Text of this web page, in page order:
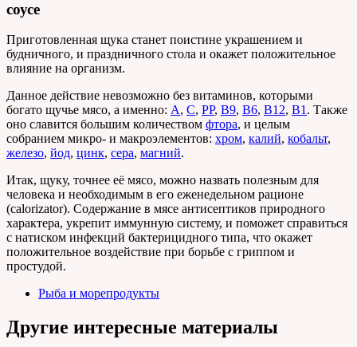
соусе
Приготовленная щука станет поистине украшением и
будничного, и праздничного стола и окажет положительное
влияние на организм.
Данное действие невозможно без витаминов, которыми
богато щучье мясо, а именно: А, С, РР, В9, В6, В12, В1 . Также
оно славится большим количеством фтора, и целым
собранием микро- и макроэлементов: хром, калий, кобальт,
железо, йод, цинк, сера, магний.
Итак, щуку, точнее её мясо, можно назвать полезным для
человека и необходимым в его еженедельном рационе
(calorizator). Содержание в мясе антисептиков природного
характера, укрепит иммунную систему, и поможет справиться
с натиском инфекций бактерицидного типа, что окажет
положительное воздействие при борьбе с гриппом и
простудой.
Рыба и морепродукты
Другие интересные материалы